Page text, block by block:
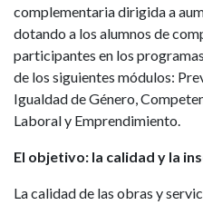
complementaria dirigida a
dotando a los alumnos de
participantes en los
de los siguientes módulos:
Igualdad de Género,
Laboral y Emprendimiento.
El objetivo: la calidad y la
La calidad de las obras y